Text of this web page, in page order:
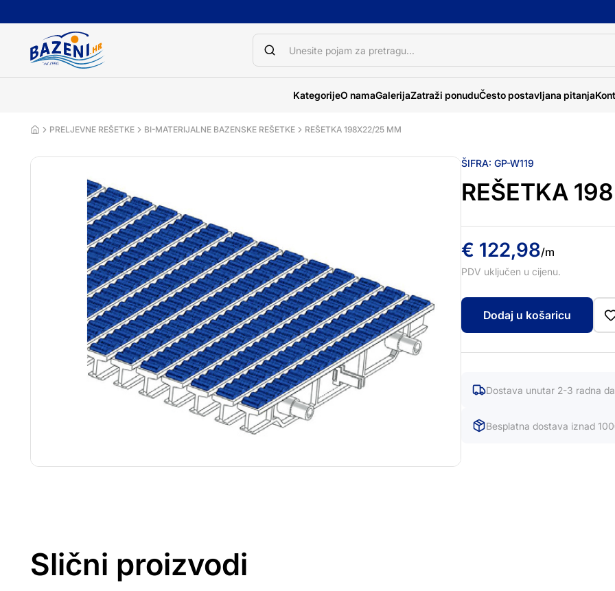
KategorijeO namaGalerijaZatraži ponuduČesto postavljana pitanja
PRELJEVNE REŠETKE BI-MATERIJALNE BAZENSKE REŠETKE REŠETKA 198X22/25 MM
ŠIFRA: GP-W119
REŠETKA
€ 122,98/m
PDV uključen u cijenu.
Dodaj u košaricu
Dostava unutar 2-3 radna
Besplatna dostava iznad
Slični proizvodi